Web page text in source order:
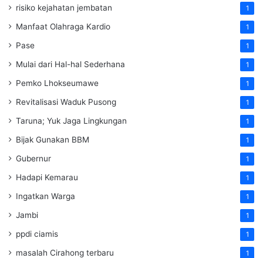
risiko kejahatan jembatan 1
Manfaat Olahraga Kardio 1
Pase 1
Mulai dari Hal-hal Sederhana 1
Pemko Lhokseumawe 1
Revitalisasi Waduk Pusong 1
Taruna; Yuk Jaga Lingkungan 1
Bijak Gunakan BBM 1
Gubernur 1
Hadapi Kemarau 1
Ingatkan Warga 1
Jambi 1
ppdi ciamis 1
masalah Cirahong terbaru 1